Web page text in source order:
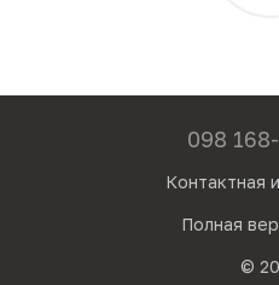
098
Контактная
Полная
©